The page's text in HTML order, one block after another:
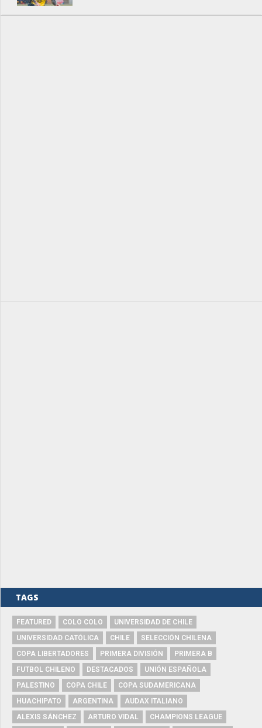
TAGS
FEATURED COLO COLO
UNIVERSIDAD DE CHILE
UNIVERSIDAD CATÓLICA
CHILE
SELECCIÓN CHILENA
COPA LIBERTADORES
PRIMERA DIVISIÓN
PRIMERA B
FUTBOL CHILENO
DESTACADOS
UNIÓN ESPAÑOLA
PALESTINO
COPA CHILE
COPA SUDAMERICANA
HUACHIPATO
ARGENTINA
AUDAX ITALIANO
ALEXIS SÁNCHEZ
ARTURO VIDAL
CHAMPIONS LEAGUE